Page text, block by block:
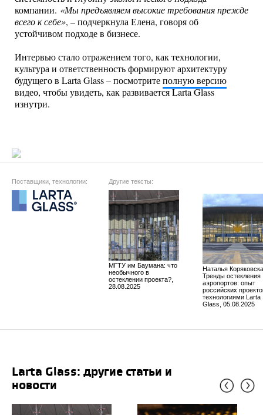
компании. «Мы предъявляем высокие требования прежде
всего к себе», – подчеркнула Елена, говоря об
устойчивом подходе в бизнесе.
Интервью стало отражением того, как технологии,
культура и ответственность формируют архитектуру
будущего в Larta Glass – посмотритеполную версию
видео, чтобы увидеть, как развивается Larta Glass
изнутри.
Поставщики, технологии: Другие тексты:
МГТУ им Баумана: что
необычного в
остеклении проекта?,
28.08.2025
Наталья
Тренды остекления
аэропортов: опыт
российских
технологиями Larta
Glass, 05.08.2025
Larta Glass: другие статьи и
новости